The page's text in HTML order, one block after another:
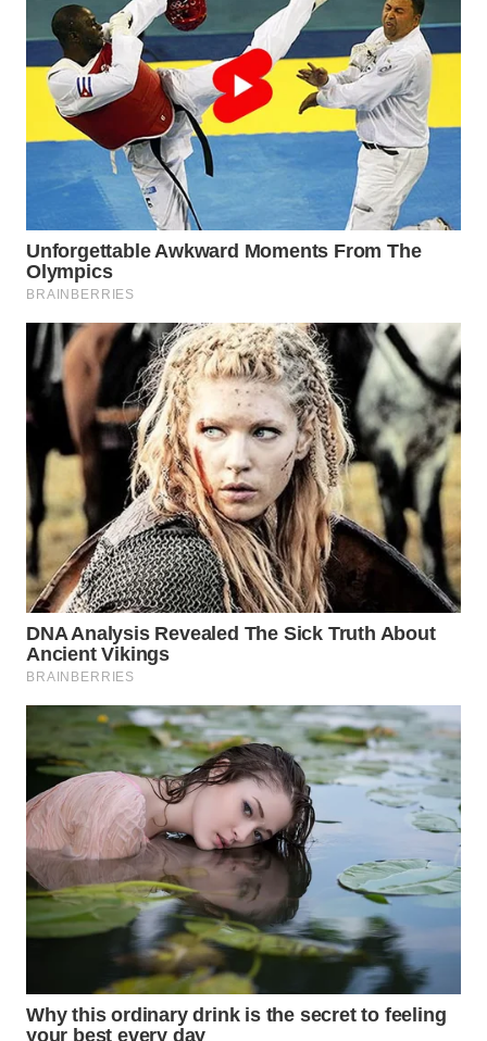
WN
BEKASI
WN
BOGOR
WN
WN
TAPANULI
SAMOSIR
WN
PADANG
LAWAS
WN
SUMEDANG
WN
CIANJUR
WN
KEPULAUAN
SERIBU
WN
TANGERANG
WN
BINJAI